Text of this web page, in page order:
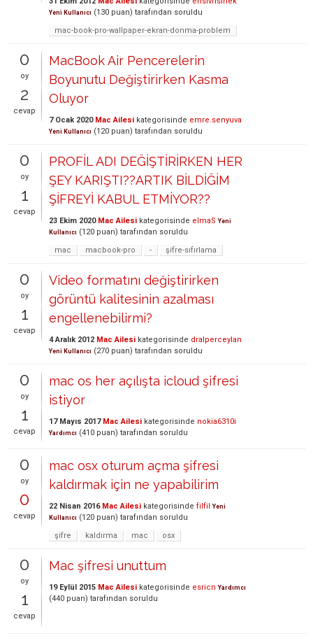
Yeni Kullanıcı (130 puan) tarafından soruldu
mac-book-pro-wallpaper-ekran-donma-problem
0
oy
2
cevap
MacBook Air Pencerelerin
Boyunutu Değiştirirken Kasma
Oluyor
7 Ocak 2020 Mac Ailesi kategorisinde emre.senyuva
Yeni Kullanıcı (120 puan) tarafından soruldu
0
oy
1
cevap
PROFİL ADI DEĞİŞTİRİRKEN HER
ŞEY KARIŞTI??ARTIK BİLDİĞİM
ŞİFREYİ KABUL ETMİYOR??
23 Ekim 2020 Mac Ailesi kategorisinde elmaS Yeni
Kullanıcı (120 puan) tarafından soruldu
mac
macbook-pro - şifre-sıfırlama
0
oy
1
cevap
Video formatını değiştirirken
görüntü kalitesinin azalması
engellenebilirmi?
4 Aralık 2012 Mac Ailesi kategorisinde dralperceylan
Yeni Kullanıcı (270 puan) tarafından soruldu
0
oy
1
cevap
mac os her açılışta icloud şifresi
istiyor
17 Mayıs 2017 Mac Ailesi kategorisinde nokia6310i
Yardımcı (410 puan) tarafından soruldu
0
oy
0
cevap
mac osx oturum açma şifresi
kaldırmak için ne yapabilirim
22 Nisan 2016 Mac Ailesi kategorisinde filfil Yeni
Kullanıcı (120 puan) tarafından soruldu
şifre
kaldırma mac osx
0
oy
1
cevap
Mac şifresi unuttum
19 Eylül 2015 Mac Ailesi kategorisinde esricn Yardımcı
(440 puan) tarafından soruldu